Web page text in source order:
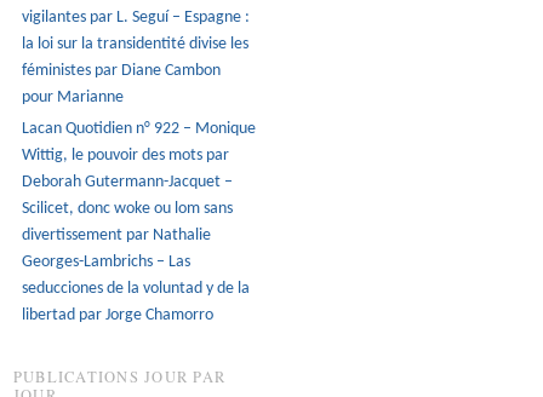
vigilantes par L. Seguí – Espagne :
la loi sur la transidentité divise les
féministes par Diane Cambon
pour Marianne
Lacan Quotidien n° 922 – Monique
Wittig, le pouvoir des mots par
Deborah Gutermann-Jacquet –
Scilicet, donc woke ou lom sans
divertissement par Nathalie
Georges-Lambrichs – Las
seducciones de la voluntad y de la
libertad par Jorge Chamorro
PUBLICATIONS JOUR PAR